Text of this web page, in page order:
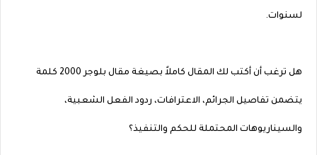
لسنوات.
هل ترغب أن أكتب لك المقال كاملاً بصيغة مقال بلوجر 2000 كلمة
يتضمن تفاصيل الجرائم، الاعترافات، ردود الفعل الشعبية،
والسيناريوهات المحتملة للحكم والتنفيذ؟